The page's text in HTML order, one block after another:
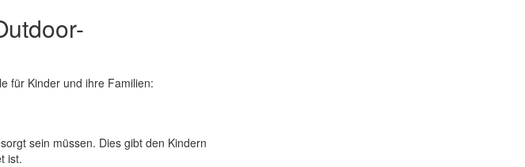
für Kinder und ihre Familien:
sein müssen. Dies gibt den Kindern
ist.